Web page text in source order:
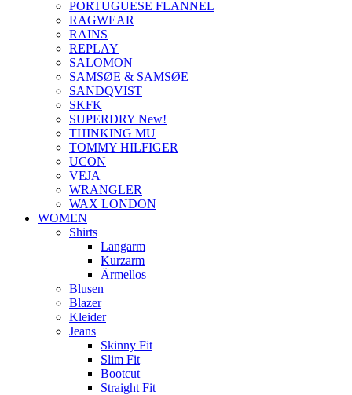
PORTUGUESE FLANNEL
RAGWEAR
RAINS
REPLAY
SALOMON
SAMSØE & SAMSØE
SANDQVIST
SKFK
SUPERDRY New!
THINKING MU
TOMMY HILFIGER
UCON
VEJA
WRANGLER
WAX LONDON
WOMEN
Shirts
Langarm
Kurzarm
Ärmellos
Blusen
Blazer
Kleider
Jeans
Skinny Fit
Slim Fit
Bootcut
Straight Fit